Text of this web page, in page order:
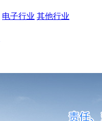
电子行业 其他行业